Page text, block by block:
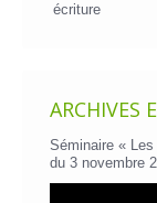
écriture
ARCHIVES
Séminaire «
du 3 novembre